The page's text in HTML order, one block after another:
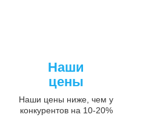
Наши
цены
Наши цены ниже, чем у
конкурентов на 10-20%